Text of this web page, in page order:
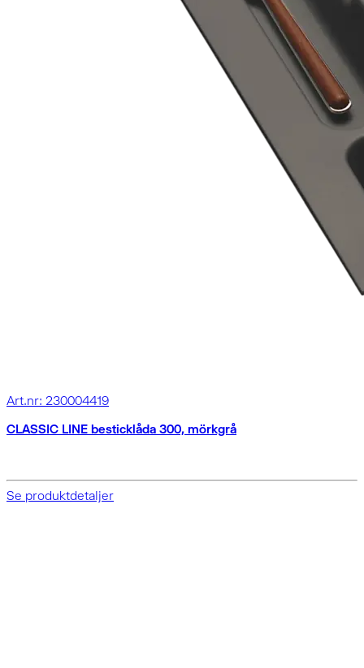
Art.nr: 230004419
CLASSIC LINE besticklåda 300, mörkgrå
Se produktdetaljer